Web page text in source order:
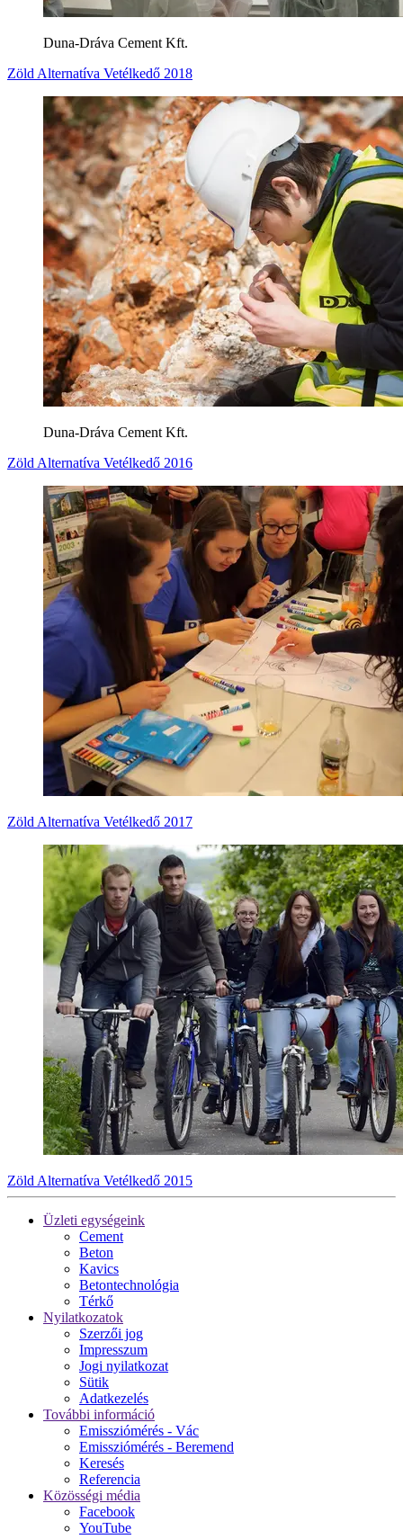
Duna-Dráva Cement Kft.
Zöld Alternatíva Vetélkedő 2018
Duna-Dráva Cement Kft.
Zöld Alternatíva Vetélkedő 2016
Zöld Alternatíva Vetélkedő 2017
Zöld Alternatíva Vetélkedő 2015
Üzleti egységeink
Cement
Beton
Kavics
Betontechnológia
Térkő
Nyilatkozatok
Szerzői jog
Impresszum
Jogi nyilatkozat
Sütik
Adatkezelés
További információ
Emissziómérés - Vác
Emissziómérés - Beremend
Keresés
Referencia
Közösségi média
Facebook
YouTube